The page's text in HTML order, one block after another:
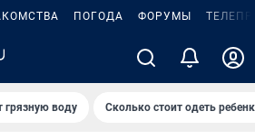
ПОГОДА ФОРУМЫ
грязную воду Сколько стоит одеть